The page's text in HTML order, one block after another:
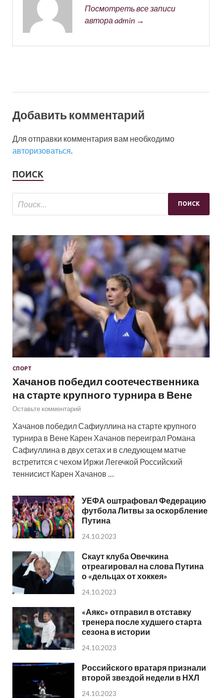
Посмотреть все записи
автора admin →
Добавить комментарий
Для отправки комментария вам необходимо
авторизоваться.
ПОИСК
СПОРТ
Хачанов победил соотечественника
на старте крупного турнира в Вене
Оставьте комментарий
Хачанов победил Сафиуллина на старте крупного
турнира в Вене Карен Хачанов переиграл Романа
Сафиуллина в двух сетах и в следующем матче
встретится с чехом Иржи Легечкой Российский
теннисист Карен Хачанов …
УЕФА оштрафовал Федерацию
футбола Литвы за оскорбление
Путина
24.10.2023
Скаут клуба Овечкина
отреагировал на слова Путина
о «дельцах от хоккея»
24.10.2023
«Аякс» отправил в отставку
тренера после худшего старта
сезона в истории
24.10.2023
Российского вратаря признали
второй звездой недели в НХЛ
24.10.2023